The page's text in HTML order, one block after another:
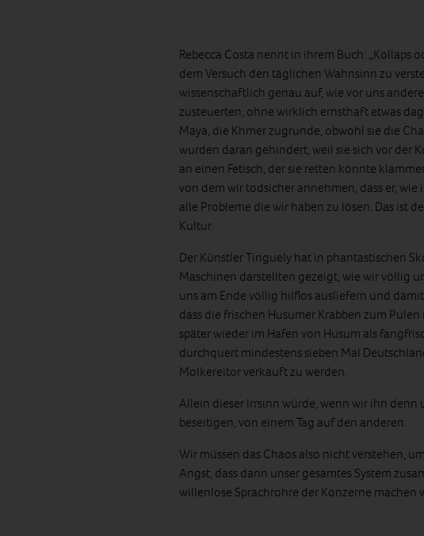
Rebecca Costa nennt in ihrem Buch: „Kollaps
dem Versuch den täglichen Wahnsinn zu
wissenschaftlich genau auf, wie vor uns
zusteuerten, ohne wirklich ernsthaft etwas
Maya, die Khmer zugrunde, obwohl sie die
wurden daran gehindert, weil sie sich vor der
an einen Fetisch, der sie retten könnte
von dem wir todsicher annehmen, dass er,
alle Probleme die wir haben zu lösen. Das ist
Kultur.
Der Künstler Tinguely hat in phantastischen
Maschinen darstellten gezeigt, wie wir völlig
uns am Ende völlig hilflos ausliefern und
dass die frischen Husumer Krabben zum
später wieder im Hafen von Husum als
durchquert mindestens sieben Mal
Molkereitor verkauft zu werden.
Allein dieser Irrsinn würde, wenn wir ihn denn
beseitigen, von einem Tag auf den anderen.
Wir müssen das Chaos also nicht verstehen,
Angst, dass dann unser gesamtes System
willenlose Sprachrohre der Konzerne